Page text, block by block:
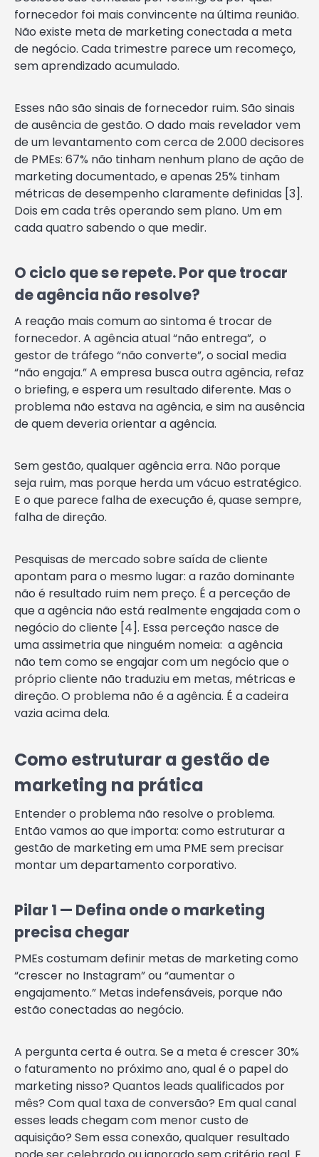
fornecedor foi mais convincente na última reunião.
Não existe meta de marketing conectada a meta
de negócio. Cada trimestre parece um recomeço,
sem aprendizado acumulado.
Esses não são sinais de fornecedor ruim. São sinais
de ausência de gestão. O dado mais revelador vem
de um levantamento com cerca de 2.000 decisores
de PMEs: 67% não tinham nenhum plano de ação de
marketing documentado, e apenas 25% tinham
métricas de desempenho claramente definidas [3].
Dois em cada três operando sem plano. Um em
cada quatro sabendo o que medir.
O ciclo que se repete. Por que trocar
de agência não resolve?
A reação mais comum ao sintoma é trocar de
fornecedor. A agência atual “não entrega”, o
gestor de tráfego “não converte”, o social media
“não engaja.” A empresa busca outra agência, refaz
o briefing, e espera um resultado diferente. Mas o
problema não estava na agência, e sim na ausência
de quem deveria orientar a agência.
Sem gestão, qualquer agência erra. Não porque
seja ruim, mas porque herda um vácuo estratégico.
E o que parece falha de execução é, quase sempre,
falha de direção.
Pesquisas de mercado sobre saída de cliente
apontam para o mesmo lugar: a razão dominante
não é resultado ruim nem preço. É a perceção de
que a agência não está realmente engajada com o
negócio do cliente [4]. Essa perceção nasce de
uma assimetria que ninguém nomeia: a agência
não tem como se engajar com um negócio que o
próprio cliente não traduziu em metas, métricas e
direção. O problema não é a agência. É a cadeira
vazia acima dela.
Como estruturar a gestão de
marketing na prática
Entender o problema não resolve o problema.
Então vamos ao que importa: como estruturar a
gestão de marketing em uma PME sem precisar
montar um departamento corporativo.
Pilar 1 — Defina onde o marketing
precisa chegar
PMEs costumam definir metas de marketing como
“crescer no Instagram” ou “aumentar o
engajamento.” Metas indefensáveis, porque não
estão conectadas ao negócio.
A pergunta certa é outra. Se a meta é crescer 30%
o faturamento no próximo ano, qual é o papel do
marketing nisso? Quantos leads qualificados por
mês? Com qual taxa de conversão? Em qual canal
esses leads chegam com menor custo de
aquisição? Sem essa conexão, qualquer resultado